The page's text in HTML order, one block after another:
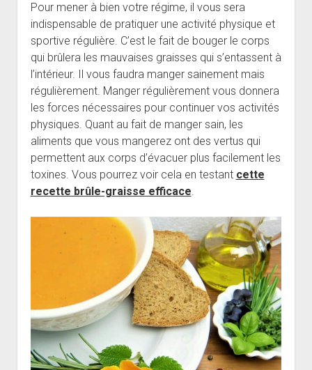
Pour mener à bien votre régime, il vous sera
indispensable de pratiquer une activité physique et
sportive régulière. C’est le fait de bouger le corps
qui brûlera les mauvaises graisses qui s’entassent à
l’intérieur. Il vous faudra manger sainement mais
régulièrement. Manger régulièrement vous donnera
les forces nécessaires pour continuer vos activités
physiques. Quant au fait de manger sain, les
aliments que vous mangerez ont des vertus qui
permettent aux corps d’évacuer plus facilement les
toxines. Vous pourrez voir cela en testant cette
recette brûle-graisse efficace.